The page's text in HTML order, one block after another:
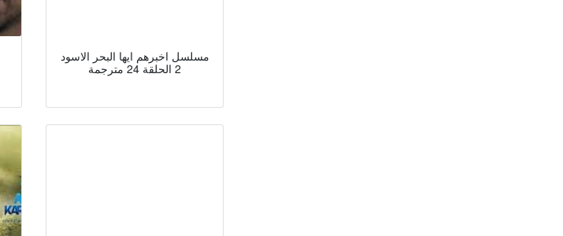
مسلسل اخبرهم ايها البحر الاسود
2 الحلقة 24 مترجمة